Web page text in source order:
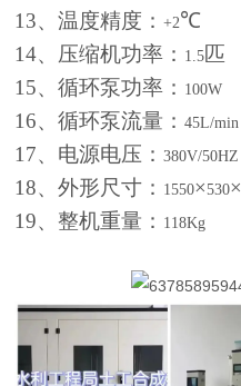
13、温度精度：+2℃
14、压缩机功率： 1.5 匹
15、循环泵功率： 100W
16、循环泵流量：45L/min
17、电源电压：380V/50HZ
18、外形尺寸： 1550×530×
19、整机重量： 118Kg